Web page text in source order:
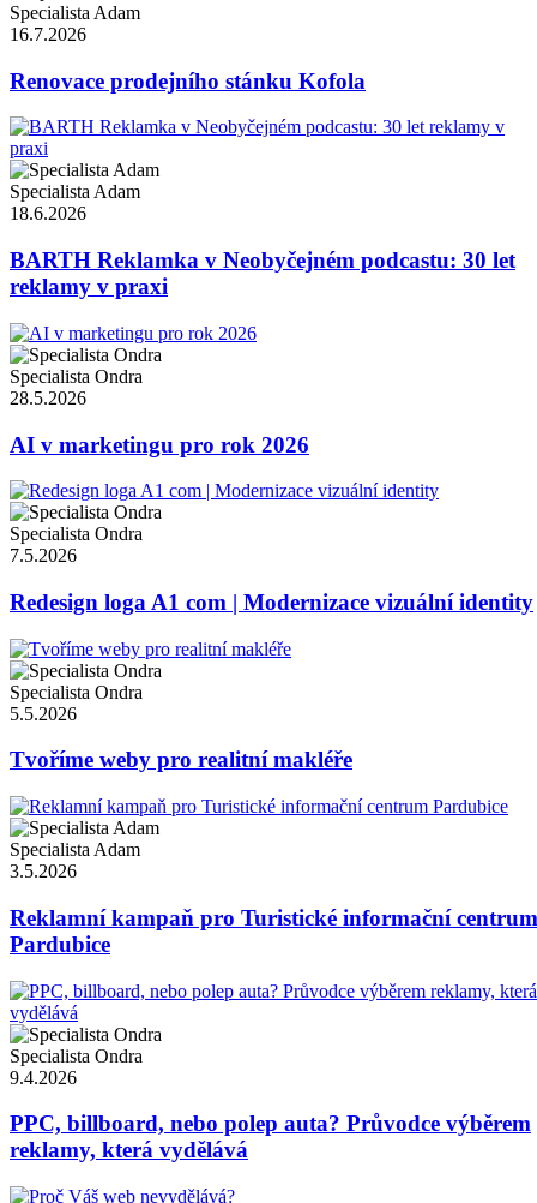
Specialista Adam
16.7.2026
Renovace prodejního stánku Kofola
Specialista Adam
18.6.2026
BARTH Reklamka v Neobyčejném podcastu: 30 let
reklamy v praxi
Specialista Ondra
28.5.2026
AI v marketingu pro rok 2026
Specialista Ondra
7.5.2026
Redesign loga A1 com | Modernizace vizuální identity
Specialista Ondra
5.5.2026
Tvoříme weby pro realitní makléře
Specialista Adam
3.5.2026
Reklamní kampaň pro Turistické informační centrum
Pardubice
Specialista Ondra
9.4.2026
PPC, billboard, nebo polep auta? Průvodce výběrem
reklamy, která vydělává